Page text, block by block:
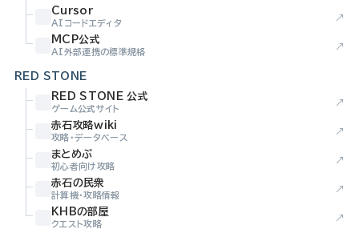
Cursor
AIコードエディタ
↗
MCP公式
AI外部連携の標準規格
↗
RED STONE
RED STONE 公式
ゲーム公式サイト
↗
赤石攻略wiki
攻略・データベース
↗
まとめぶ
初心者向け攻略
↗
赤石の民衆
計算機・攻略情報
↗
KHBの部屋
クエスト攻略
↗